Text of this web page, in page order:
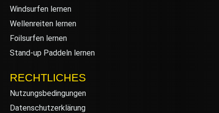
Windsurfen lernen
Wellenreiten lernen
Foilsurfen lernen
Stand-up Paddeln lernen
RECHTLICHES
Nutzungsbedingungen
Datenschutzerklärung